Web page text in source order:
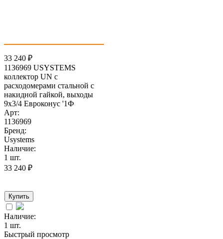
33 240 ₽
1136969 USYSTEMS
коллектор UN с
расходомерами стальной с
накидной гайкой, выходы
9x3/4 Евроконус '1Ф
Арт:
1136969
Бренд:
Usystems
Наличие:
1 шт.
33 240 ₽
Купить
Наличие:
1 шт.
Быстрый просмотр